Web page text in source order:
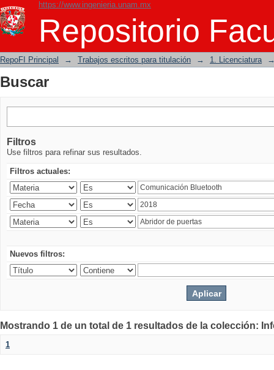
https://www.ingenieria.unam.mx
Repositorio
Buscar
RepoFI Principal → Trabajos escritos para titulación → 1. Licenciatura
Buscar
Filtros
Use filtros para refinar sus resultados.
Filtros actuales:
Nuevos filtros:
Mostrando 1 de un total de 1 resultados de la colección:
1